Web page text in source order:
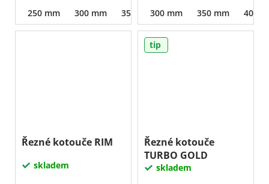
250 mm 300 mm 350 mm 400 mm 500 mm
300 mm 350 mm 400
Řezné kotouče RIM
skladem
tip
Řezné kotouče
TURBO GOLD
skladem